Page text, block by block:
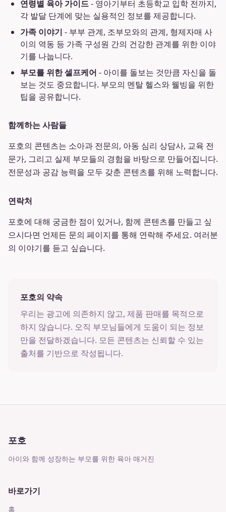
연령별 육아 가이드- 영아기부터 초등학교 입학 전까지,
각 발달 단계에 맞는 실용적인 정보를 제공합니다.
가족 이야기 - 부부 관계, 조부모와의 관계, 형제자매 사
이의 역동 등 가족 구성원 간의 건강한 관계를 위한 이야
기를 나눕니다.
부모를 위한 셀프케어 - 아이를 돌보는 것만큼 자신을 돌
보는 것도 중요합니다. 부모의 멘탈 헬스와 웰빙을 위한
팁을 공유합니다.
함께하는 사람들
포호의 콘텐츠는 소아과 전문의, 아동 심리 상담사, 교육 전
문가, 그리고 실제 부모들의 경험을 바탕으로 만들어집니다.
전문성과 공감 능력을 모두 갖춘 콘텐츠를 위해 노력합니다.
연락처
포호에 대해 궁금한 점이 있거나, 함께 콘텐츠를 만들고 싶
으시다면 언제든 문의 페이지를 통해 연락해 주세요. 여러분
의 이야기를 듣고 싶습니다.
포호의 약속
우리는 광고에 의존하지 않고, 제품 판매를 목적으로
하지 않습니다. 오직 부모님들에게 도움이 되는 정보
만을 전달하겠습니다. 모든 콘텐츠는 신뢰할 수 있는
출처를 기반으로 작성됩니다.
포호
아이와 함께 성장하는 부모를 위한 육아 매거진
바로가기
홈